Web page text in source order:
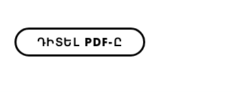
ԴԻՏԵԼ PDF-Ը